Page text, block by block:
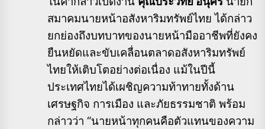
สมาคมนายหน้าอสังหาริมทรัพย์ไทย ได้กล่าว
ยกย่องถึงบทบาทของนายหน้ามืออาชีพที่ยังคง
ยืนหยัดและขับเคลื่อนตลาดอสังหาริมทรัพย์
ไทยให้เติบโตอย่างต่อเนื่อง แม้ในปีนี้
ประเทศไทยได้เผชิญความท้าทายทั้งด้าน
เศรษฐกิจ การเมือง และภัยธรรมชาติ พร้อม
กล่าวว่า “นายหน้าทุกคนคือตัวแทนของความ